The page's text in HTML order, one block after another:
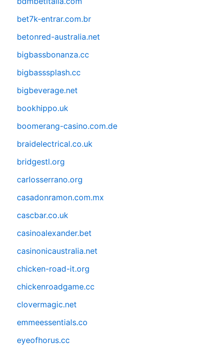
bet7k-entrar.com.br
betonred-australia.net
bigbassbonanza.cc
bigbasssplash.cc
bigbeverage.net
bookhippo.uk
boomerang-casino.com.de
braidelectrical.co.uk
bridgestl.org
carlosserrano.org
casadonramon.com.mx
cascbar.co.uk
casinoalexander.bet
casinonicaustralia.net
chicken-road-it.org
chickenroadgame.cc
clovermagic.net
emmeessentials.co
eyeofhorus.cc